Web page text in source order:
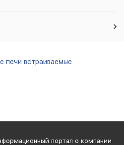
печи встраиваемые
портал о компании